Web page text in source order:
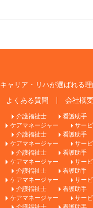
キャリア・リハが選ばれる理
よくある質問
会社概要
介護福祉士 看護助手
ケアマネージャー サー
介護福祉士 看護助手
ケアマネージャー サー
介護福祉士 看護助手
ケアマネージャー サー
介護福祉士 看護助手
ケアマネージャー サー
介護福祉士 看護助手
ケアマネージャー
サー